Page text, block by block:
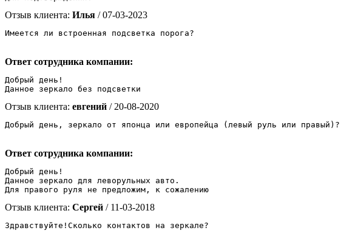
Отзыв клиента: Илья / 07-03-2023
Имеется ли встроенная подсветка порога?
Ответ сотрудника компании:
Добрый день!
Данное зеркало без подсветки
Отзыв клиента: евгений / 20-08-2020
Добрый день, зеркало от японца или европейца (левый руль или правый)?
Ответ сотрудника компании:
Добрый день!
Данное зеркало для леворульных авто.
Для правого руля не предложим, к сожалению
Отзыв клиента: Сергей / 11-03-2018
Здравствуйте!Сколько контактов на зеркале?